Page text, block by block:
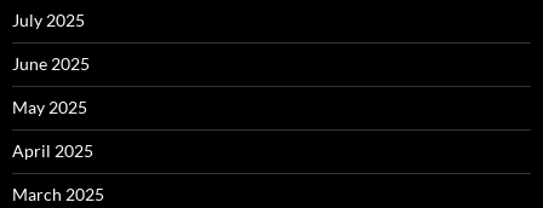
July 2025
June 2025
May 2025
April 2025
March 2025